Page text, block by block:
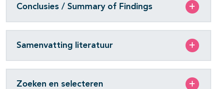
Conclusies / Summary of Findings
Samenvatting literatuur
Zoeken en selecteren